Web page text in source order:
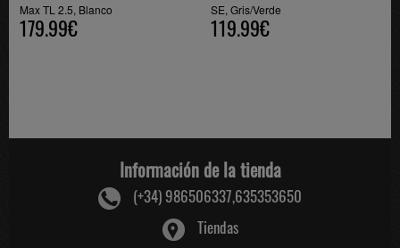
Max TL 2.5, Blanco
179.99€
SE, Gris/Verde
119.99€
Información de la tienda
(+34) 986506337,635353650
Tiendas